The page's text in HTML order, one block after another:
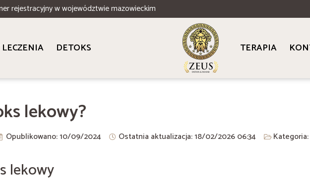
rejestracyjny w województwie mazowieckim
DETOKS TERAPIA
lekowy?
Opublikowano:10/09/2024 Ostatnia aktualizacja: 18/02/202606:34 Kategoria:
lekowy